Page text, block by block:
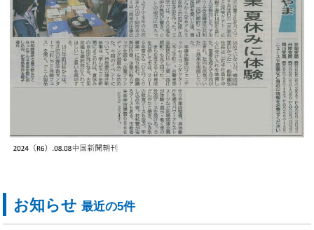
お知らせ最近の5件